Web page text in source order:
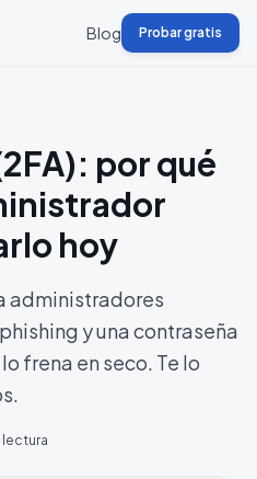
Blog Probar gratis
por qué
hoy
administradores
y una contraseña
frena en seco. Te lo
lectura